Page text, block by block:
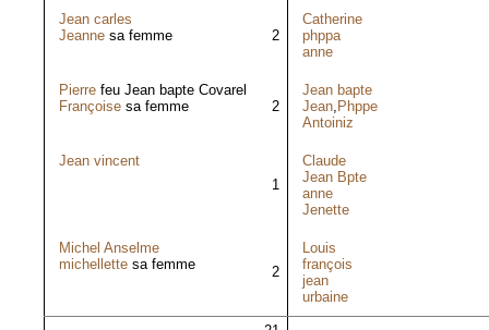
Jean carles
Jeanne sa femme 2
Catherine
phppa
anne
Pierre feu Jean bapte Covarel
Françoise sa femme 2
Jean bapte
Jean, Phppe
Antoiniz
Jean vincent
1
Claude
Jean Bpte
anne
Jenette
Michel Anselme
michellette sa femme 2
Louis
françois
jean
urbaine